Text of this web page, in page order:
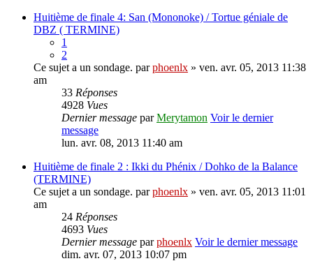
Huitième de finale 4: San (Mononoke) / Tortue géniale de
DBZ ( TERMINE)
1
2
Ce sujet a un sondage. parphoenlx » ven. avr. 05, 2013 11:38
am
33 Réponses
4928 Vues
Dernier message parMerytamon Voir le dernier
message
lun. avr. 08, 2013 11:40 am
Huitième de finale 2 : Ikki du Phénix / Dohko de la Balance
(TERMINE)
Ce sujet a un sondage. parphoenlx » ven. avr. 05, 2013 11:01
am
24 Réponses
4693 Vues
Dernier message parphoenlx Voir le dernier message
dim. avr. 07, 2013 10:07 pm